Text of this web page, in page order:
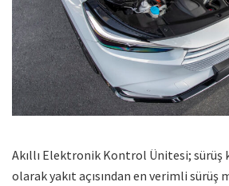
Akıllı Elektronik Kontrol Ünitesi; sürüş
olarak yakıt açısından en verimli sürüş